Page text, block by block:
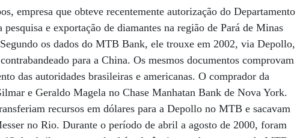
empresa que obteve recentemente autorização do Departamento
e exportação de diamantes na região de Pará de Minas
os dados do MTB Bank, ele trouxe em 2002, via Depollo,
para a China. Os mesmos documentos comprovam
das autoridades brasileiras e americanas. O comprador da
e Geraldo Magela no Chase Manhatan Bank de Nova York.
recursos em dólares para a Depollo no MTB e sacavam
no Rio. Durante o período de abril a agosto de 2000, foram